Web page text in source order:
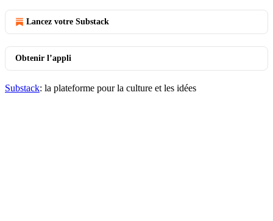
Lancez votre Substack
Obtenir l’appli
Substack: la plateforme pour la culture et les idées